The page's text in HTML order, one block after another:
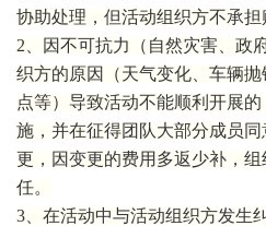
协助处理，但活动组织方不承担
2、因不可抗力（自然灾害、政
织方的原因（天气变化、车辆
点等）导致活动不能顺利开展
施，并在征得团队大部分成员
更，因变更的费用多返少补，
任。
3、在活动中与活动组织方发生